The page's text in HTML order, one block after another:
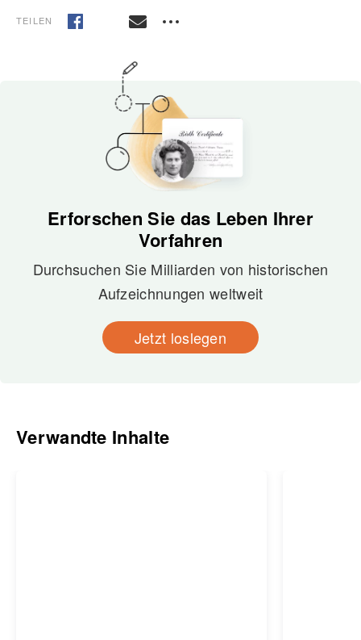
TEILEN
Erforschen Sie das Leben Ihrer
Vorfahren
Durchsuchen Sie Milliarden von historischen
Aufzeichnungen weltweit
Jetzt loslegen
Verwandte Inhalte